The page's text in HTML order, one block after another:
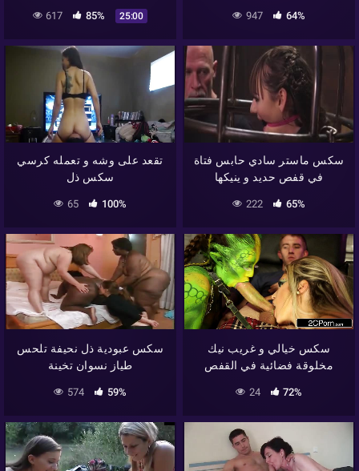
617 85% 25:00 947 64%
تقعد على وشه و تعمله كرسي
سكس ذل
65 100%
سكس ماستر سادي حابس فتاة
في قفص حديد و ينيكها
222 65%
سكس عبودية ذل نحيفة تلحس
طياز نسوان تخينة
574 59%
سكس خيالي و غريب نيك
مخلوقة فضائية في القفص
24 72%